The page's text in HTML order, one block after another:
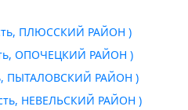
ПЛЮССКИЙ РАЙОН )
ОПОЧЕЦКИЙ РАЙОН )
ПЫТАЛОВСКИЙ РАЙОН )
НЕВЕЛЬСКИЙ РАЙОН )